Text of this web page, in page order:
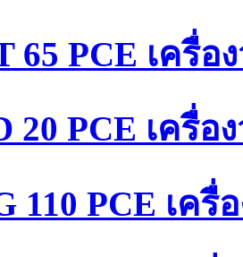
65 PCE เครื่
20 PCE เครื่
110 PCE เค